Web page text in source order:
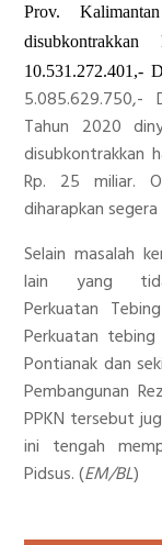
Prov.
10.531.272.401,-
5.085.629.750,-
Tahun 2020
disubkontrakkan
Rp. 25 miliar.
diharapkan
Selain masalah
lain yang
Perkuatan
Perkuatan tebing
Pontianak dan
Pembangunan
PPKN tersebut
ini tengah
Pidsus. (EM/BL)